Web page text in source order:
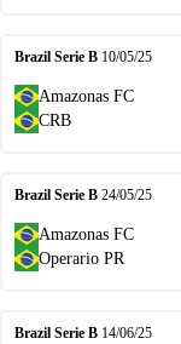
Brazil Serie B 10/05/25
Amazonas FC
CRB
Brazil Serie B 24/05/25
Amazonas FC
Operario PR
Brazil Serie B 14/06/25